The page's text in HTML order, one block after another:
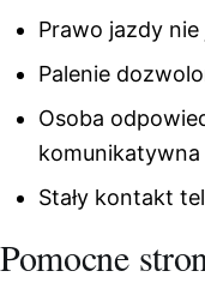
Prawo jazdy
Palenie
Osoba
komunikatywna
Stały kontakt
Pomocne